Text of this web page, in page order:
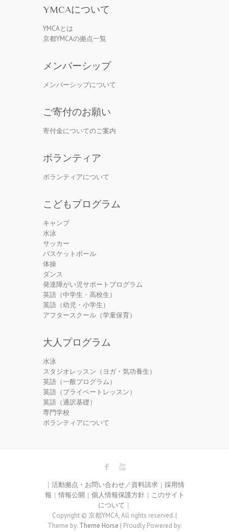
YMCAについて
YMCAとは
京都YMCAの拠点一覧
メンバーシップ
メンバーシップについて
ご寄付のお願い
寄付金についてのご案内
ボランティア
ボランティアについて
こどもプログラム
キャンプ
水泳
サッカー
バスケットボール
体操
ダンス
発達障がい児サポートプログラム
英語（中学生・高校生）
英語（幼児・小学生）
アフタースクール（学童保育）
大人プログラム
水泳
スタジオレッスン（ヨガ・気功養生）
英語（一般プログラム）
英語（プライベートレッスン）
英語（通訳基礎）
専門学校
ボランティアについて
｜ 活動拠点・お問い合わせ／資料請求｜ 採用情
報 ｜ 情報公開 ｜ 個人情報保護方針｜ このサイト
について ｜
Copyright © 京都YMCA, All rights reserved. |
Theme by: Theme Horse | Proudly Powered by: